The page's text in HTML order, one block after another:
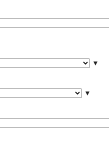
▼
▼